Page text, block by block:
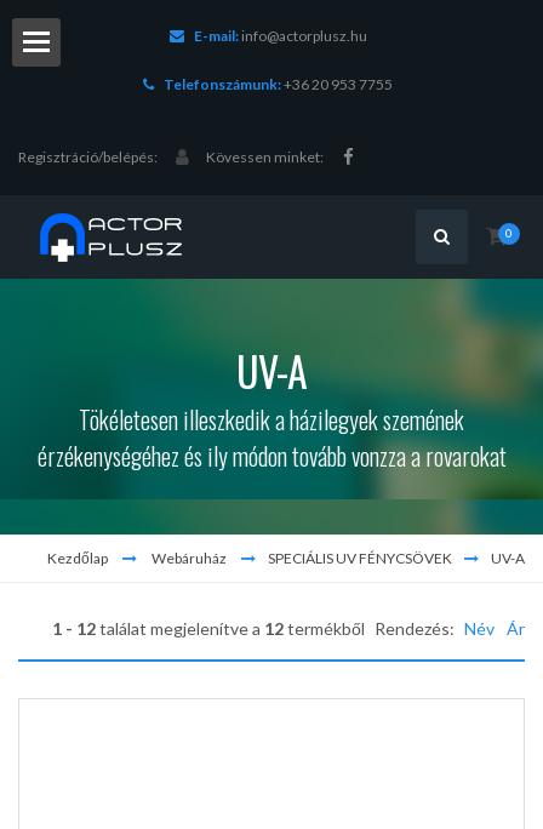
E-mail: info@actorplusz.hu
Telefonszámunk:+36 20 953 7755
Regisztráció/belépés: Kövessen minket:
0
UV-A
Tökéletesen illeszkedik a házilegyek szemének
érzékenységéhez és ily módon tovább vonzza a rovarokat
Kezdőlap Webáruház SPECIÁLIS UV FÉNYCSÖVEK UV-A
1 - 12találat megjelenítve a 12termékből Rendezés: Név Ár